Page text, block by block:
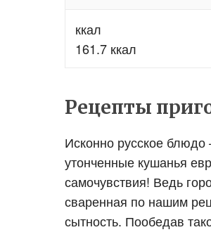
ккал
161.7 ккал
Рецепты
Исконно русское
утонченные кушанья
самочувствия! Ведь
сваренная по нашим
сытность. Пообедав